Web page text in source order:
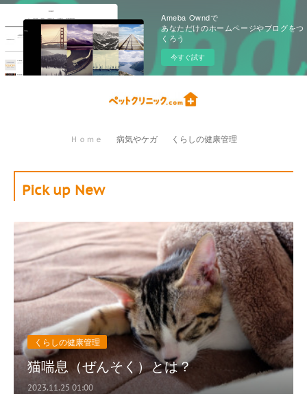
Ameba Owndで
あなただけのホームページやブログをつ
くろう
今すぐ試す
Ｈｏｍｅ 病気やケガ くらしの健康管理
Pick up New
くらしの健康管理
猫喘息（ぜんそく）とは？
2023.11.25 01:00